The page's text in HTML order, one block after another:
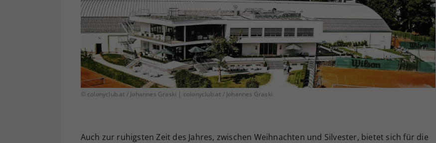
© colonyclub.at / Johannes Graski | colonyclub.at / Johannes Graski
Auch zur ruhigsten Zeit des Jahres, zwischen Weihnachten und Silvester, bietet sich für die
Ihrer vorgenommen Einstellungen, falls der
Webseiten-Betreiber dies eingestellt hat.